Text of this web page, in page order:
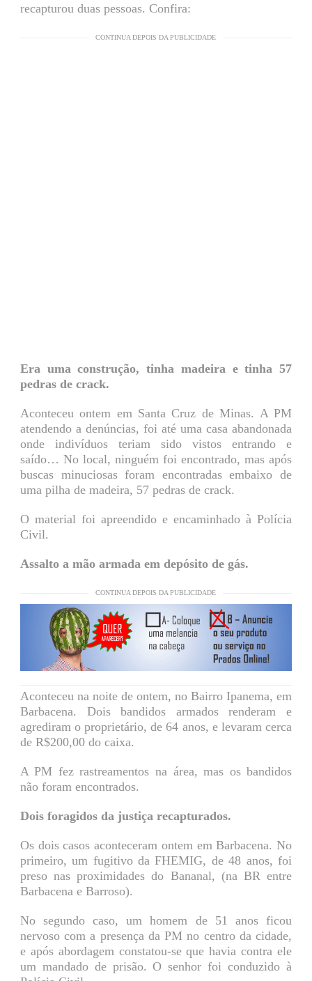
recapturou duas pessoas. Confira:
CONTINUA DEPOIS DA PUBLICIDADE
Era uma construção, tinha madeira e tinha 57
pedras de crack.
Aconteceu ontem em Santa Cruz de Minas. A PM
atendendo a denúncias, foi até uma casa abandonada
onde indivíduos teriam sido vistos entrando e
saído… No local, ninguém foi encontrado, mas após
buscas minuciosas foram encontradas embaixo de
uma pilha de madeira, 57 pedras de crack.
O material foi apreendido e encaminhado à Polícia
Civil.
Assalto a mão armada em depósito de gás.
CONTINUA DEPOIS DA PUBLICIDADE
Aconteceu na noite de ontem, no Bairro Ipanema, em
Barbacena. Dois bandidos armados renderam e
agrediram o proprietário, de 64 anos, e levaram cerca
de R$200,00 do caixa.
A PM fez rastreamentos na área, mas os bandidos
não foram encontrados.
Dois foragidos da justiça recapturados.
Os dois casos aconteceram ontem em Barbacena. No
primeiro, um fugitivo da FHEMIG, de 48 anos, foi
preso nas proximidades do Bananal, (na BR entre
Barbacena e Barroso).
No segundo caso, um homem de 51 anos ficou
nervoso com a presença da PM no centro da cidade,
e após abordagem constatou-se que havia contra ele
um mandado de prisão. O senhor foi conduzido à